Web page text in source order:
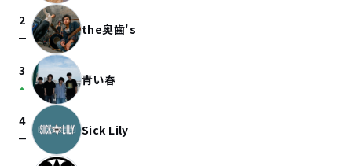
2
check_indeterminate_small the奥歯's
3
arrow_drop_up 青い春
4
check_indeterminate_small Sick Lily